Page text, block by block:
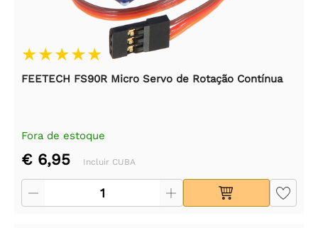
FEETECH FS90R Micro Servo de Rotação Contínua
Fora de estoque
€ 6,95 Incluir CUBA